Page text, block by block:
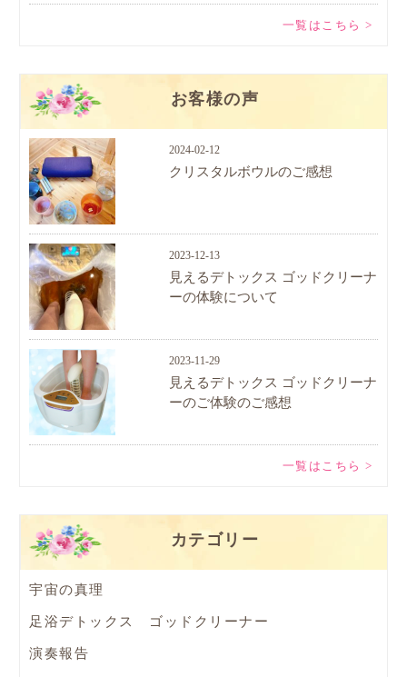
一覧はこちら >
お客様の声
2024-02-12
クリスタルボウルのご感想
2023-12-13
見えるデトックス ゴッドクリーナ
ーの体験について
2023-11-29
見えるデトックス ゴッドクリーナ
ーのご体験のご感想
一覧はこちら >
カテゴリー
宇宙の真理
足浴デトックス ゴッドクリーナー
演奏報告